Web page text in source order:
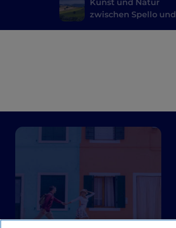
Kunst und Natur
zwischen Spello und